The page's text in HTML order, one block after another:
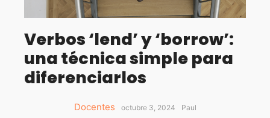
Verbos ‘lend’ y ‘borrow’:
una técnica simple para
diferenciarlos
Docentes octubre 3, 2024 Paul